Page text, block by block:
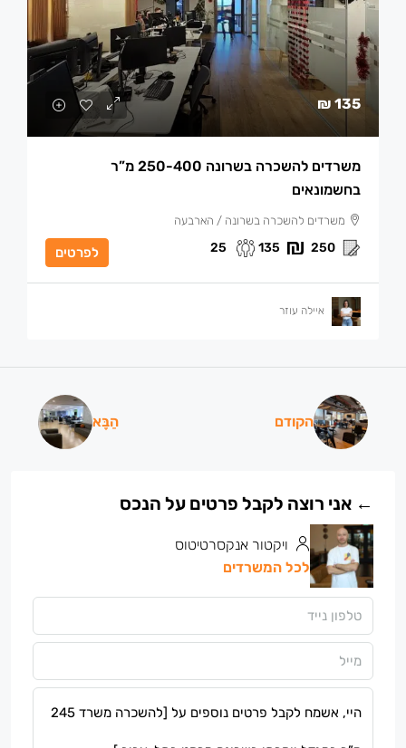
135 ₪
משרדים להשכרה בשרונה 250-400 מ”ר
בחשמונאים
משרדים להשכרה בשרונה / הארבעה
250
135
25 לפרטים
איילה עוזר
הקודם הַבָּא
ויקטור אנקסרטיטוס
לכל המשרדים